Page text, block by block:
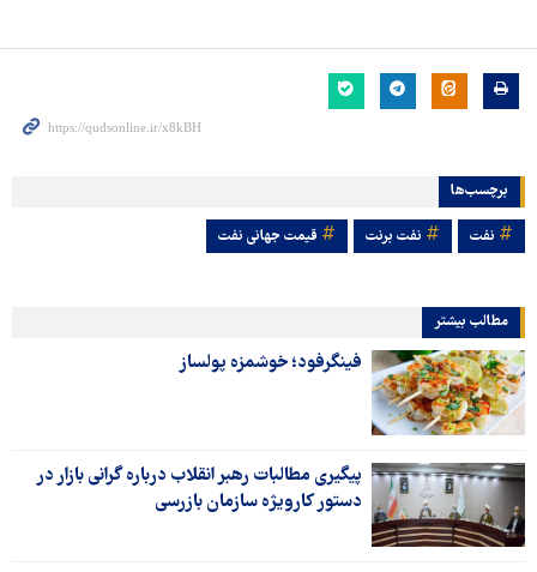
برچسب‌ها
نفت نفت برنت قیمت جهانی نفت
مطالب بیشتر
فینگرفود؛ خوشمزه پولساز
پیگیری مطالبات رهبر انقلاب درباره گرانی بازار در
دستور کارویژه سازمان بازرسی